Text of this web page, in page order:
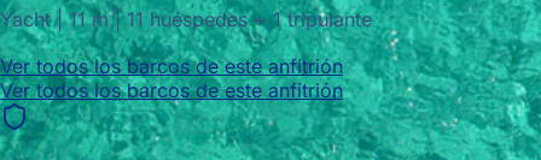
Yacht|11m |11 huéspedes + 1 tripulante
Ver todos los barcos de este anfitrión
Ver todos los barcos de este anfitrión